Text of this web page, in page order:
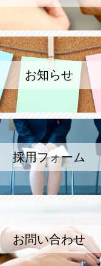
お知らせ
採用フォーム
お問い合わせ